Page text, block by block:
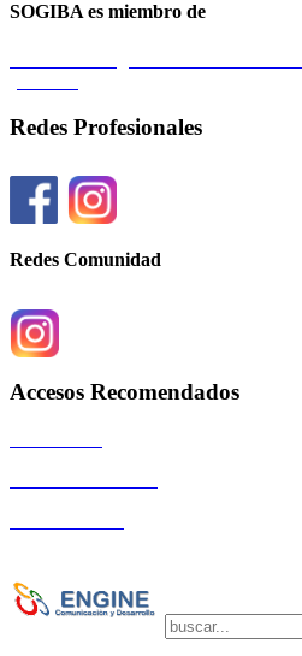
SOGIBA es miembro de
Redes Profesionales
Redes Comunidad
Accesos Recomendados